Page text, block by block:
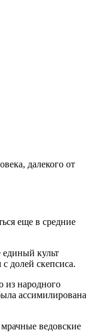
далекого от
еще в средние
единый культ
долей скепсиса.
из народного
ассимилирована
ведовские